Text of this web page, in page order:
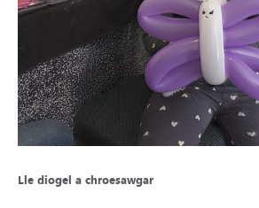
Lle diogel a chroesawgar